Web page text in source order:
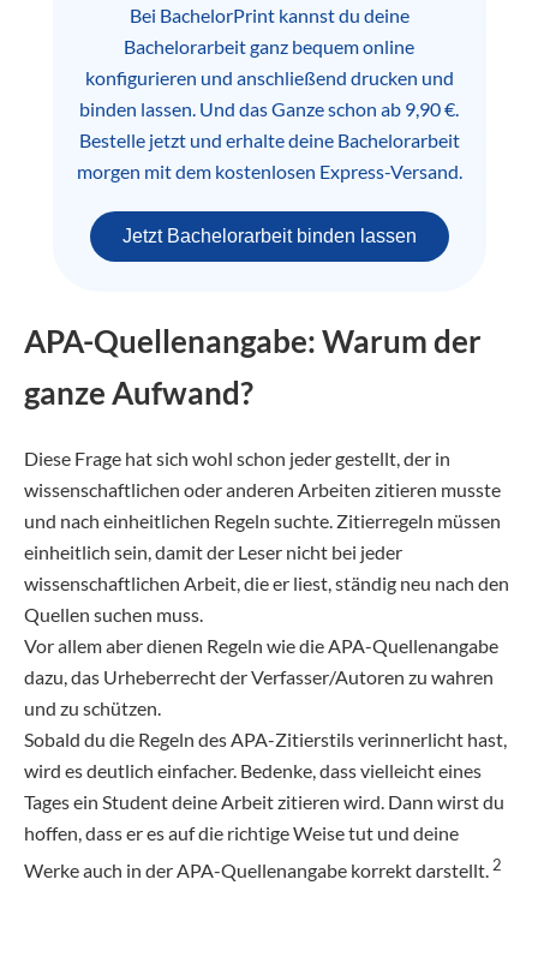
Bei BachelorPrint kannst du deine
Bachelorarbeit ganz bequem online
konfigurieren und anschließend drucken und
binden lassen. Und das Ganze schon ab 9,90 €.
Bestelle jetzt und erhalte deine Bachelorarbeit
morgen mit dem kostenlosen Express-Versand.
Jetzt Bachelorarbeit binden lassen
APA-Quellenangabe: Warum der
ganze Aufwand?
Diese Frage hat sich wohl schon jeder gestellt, der in
wissenschaftlichen oder anderen Arbeiten zitieren musste
und nach einheitlichen Regeln suchte. Zitierregeln müssen
einheitlich sein, damit der Leser nicht bei jeder
wissenschaftlichen Arbeit, die er liest, ständig neu nach den
Quellen suchen muss.
Vor allem aber dienen Regeln wie die APA-Quellenangabe
dazu, das Urheberrecht der Verfasser/Autoren zu wahren
und zu schützen.
Sobald du die Regeln des APA-Zitierstils verinnerlicht hast,
wird es deutlich einfacher. Bedenke, dass vielleicht eines
Tages ein Student deine Arbeit zitieren wird. Dann wirst du
hoffen, dass er es auf die richtige Weise tut und deine
Werke auch in der APA-Quellenangabe korrekt darstellt. 2